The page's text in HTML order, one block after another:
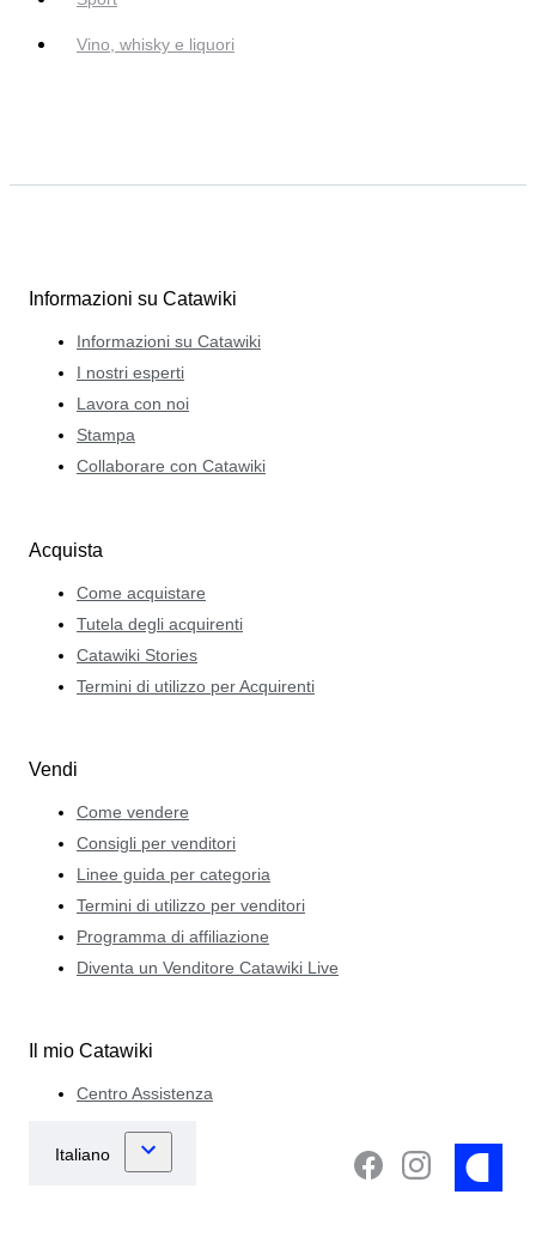
Vino, whisky e liquori
Informazioni su Catawiki
Informazioni su Catawiki
I nostri esperti
Lavora con noi
Stampa
Collaborare con Catawiki
Acquista
Come acquistare
Tutela degli acquirenti
Catawiki Stories
Termini di utilizzo per Acquirenti
Vendi
Come vendere
Consigli per venditori
Linee guida per categoria
Termini di utilizzo per venditori
Programma di affiliazione
Diventa un Venditore Catawiki Live
Il mio Catawiki
Centro Assistenza